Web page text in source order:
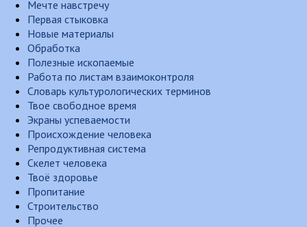
Мечте навстречу
Первая стыковка
Новые материалы
Обработка
Полезные ископаемые
Работа по листам взаимоконтроля
Словарь культурологических терминов
Твое свободное время
Экраны успеваемости
Происхождение человека
Репродуктивная система
Скелет человека
Твоё здоровье
Пропитание
Строительство
Прочее